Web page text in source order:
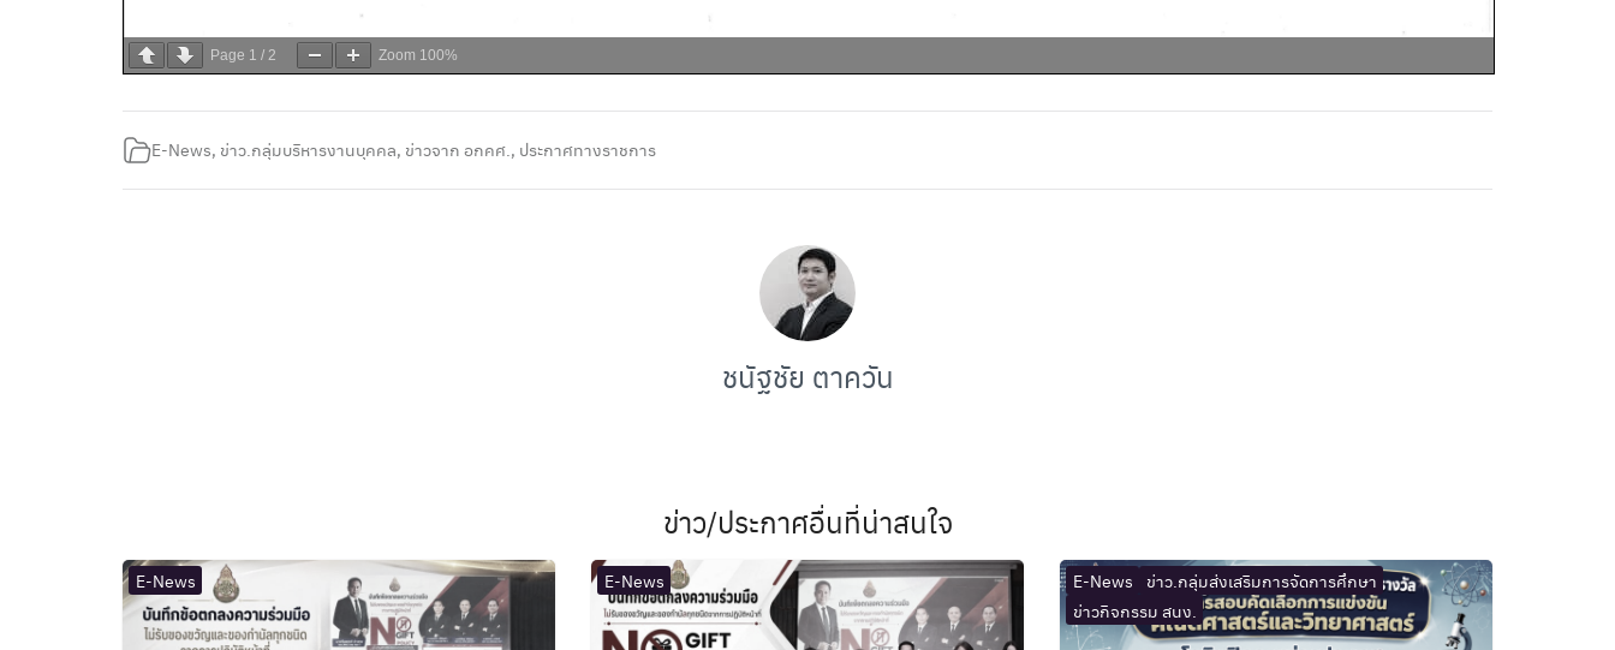
Page 1 / 2 Zoom 100%
E-News, ข่าว.กลุ่มบริหารงานบุคคล, ข่าวจาก อกคศ., ประกาศทางราชการ
ชนัฐชัย ตาควัน
ข่าว/ประกาศอื่นที่น่าสนใจ
E-News E-News E-News
ข่าว.กลุ่มส่งเสริมการจัดการศึกษา
ข่าวกิจกรรม สนง.